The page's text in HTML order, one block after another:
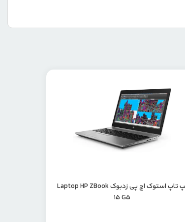
لپ تاپ استوک اچ پی زدبوک Laptop HP ZBook
15 G5